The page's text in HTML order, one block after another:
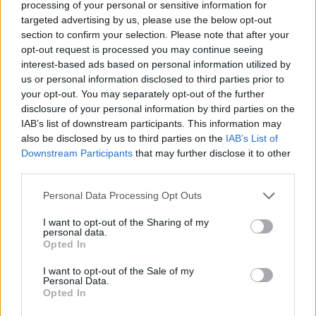
processing of your personal or sensitive information for
targeted advertising by us, please use the below opt-out
section to confirm your selection. Please note that after your
opt-out request is processed you may continue seeing
interest-based ads based on personal information utilized by
us or personal information disclosed to third parties prior to
your opt-out. You may separately opt-out of the further
disclosure of your personal information by third parties on the
IAB’s list of downstream participants. This information may
also be disclosed by us to third parties on the IAB’s List of
Downstream Participants that may further disclose it to other
Please note that this website/app uses one or more Google
not limited to your visit or usage behaviour. You may click to
grant or deny consent to Google and its third-party tags to
use your data for below specified purposes in below Google
consent section.
Personal Data Processing Opt Outs
I want to opt-out of the Sharing of my
personal data.
Opted In
I want to opt-out of the Sale of my
Personal Data.
Opted In
Új szűrőközpont teszi teljessé a
békési cukorbeteg-ellátást
Megnyílt a Békés Megyei Neuropathia
Centrum
Meggyógyulnék szerkesztő